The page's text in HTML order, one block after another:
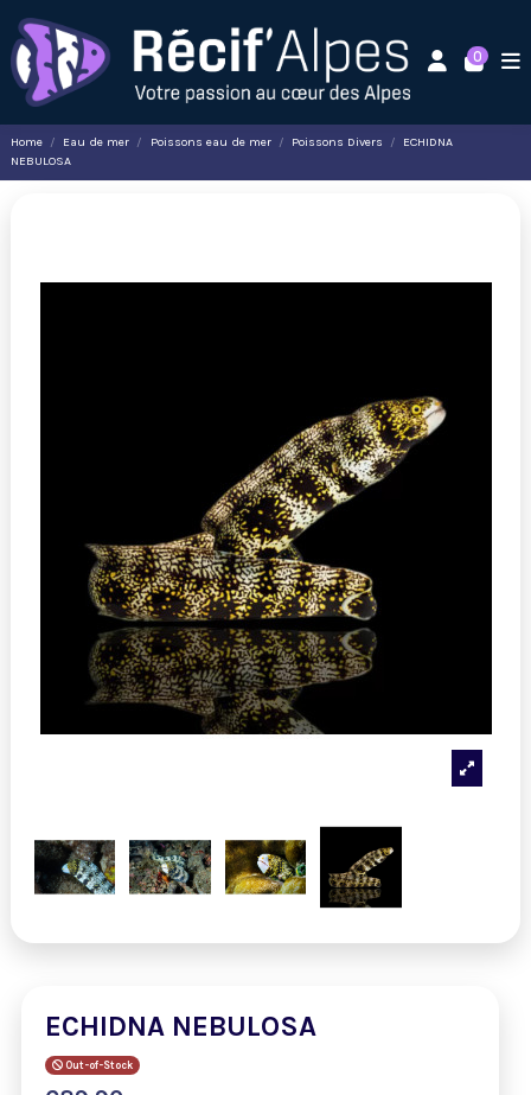
0
Home Eau de mer Poissons eau de mer Poissons Divers
ECHIDNA
NEBULOSA
ECHIDNA NEBULOSA
Out-of-Stock